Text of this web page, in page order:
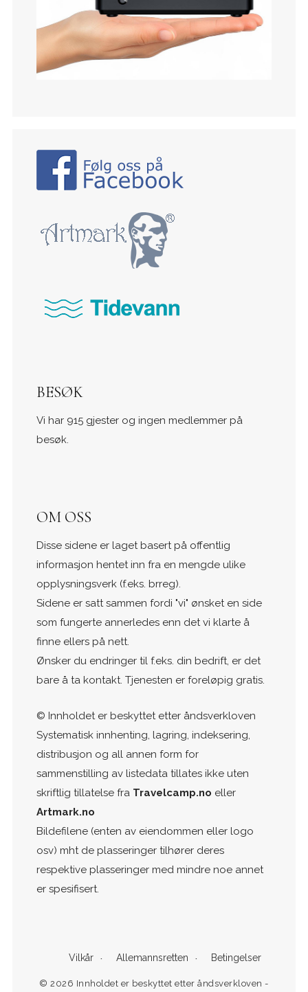
BESØK
Vi har 915 gjester og ingen medlemmer på
besøk.
OM OSS
Disse sidene er laget basert på offentlig
informasjon hentet inn fra en mengde ulike
opplysningsverk (f.eks. brreg).
Sidene er satt sammen fordi "vi" ønsket en side
som fungerte annerledes enn det vi klarte å
finne ellers på nett.
Ønsker du endringer til f.eks. din bedrift, er det
bare å ta kontakt. Tjenesten er foreløpig gratis.
© Innholdet er beskyttet etter åndsverkloven
Systematisk innhenting, lagring, indeksering,
distribusjon og all annen form for
sammenstilling av listedata tillates ikke uten
skriftlig tillatelse fra Travelcamp.no eller
Artmark.no
Bildefilene (enten av eiendommen eller logo
osv) mht de plasseringer tilhører deres
respektive plasseringer med mindre noe annet
er spesifisert.
Vilkår Allemannsretten Betingelser
© 2026 Innholdet er beskyttet etter åndsverkloven -